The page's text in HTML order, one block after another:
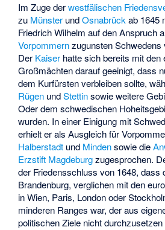
Im Zuge derwestfälischen
zu Münster undOsnabrück ab 1645
Friedrich Wilhelm auf den Anspruch
Vorpommernzugunsten Schwedens
Der Kaiser hatte sich bereits mit den
Großmächten darauf geeinigt, dass
dem Kurfürsten verbleiben sollte,
Rügen undStettinsowie weitere
Oder dem schwedischen
wurden. In einer Einigung mit
erhielt er als Ausgleich für
Halberstadt und Mindensowie die
Erzstift Magdeburgzugesprochen.
der Friedensschluss von 1648, dass
Brandenburg, verglichen mit den
in Wien, Paris, London oder
minderen Ranges war, der aus
politischen Ziele nicht